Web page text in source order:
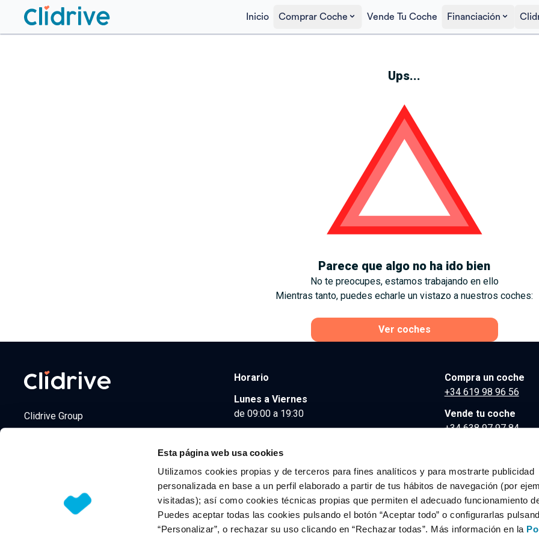
Esta página web usa cookies
Utilizamos cookies propias y de terceros para fines analíticos y para mostrarte publicidad
personalizada en base a un perfil elaborado a partir de tus hábitos de navegación (por
visitadas); así como cookies técnicas propias que permiten el adecuado funcionamiento
Puedes aceptar todas las cookies pulsando el botón “Aceptar todo” o configurarlas
“Personalizar”, o rechazar su uso clicando en “Rechazar todas”. Más información en la
Inicio Comprar Coche Vende Tu Coche Financiación
Ups...
Parece que algo no ha ido bien
No te preocupes, estamos trabajando en ello
Mientras tanto, puedes echarle un vistazo a nuestros coches:
Ver coches
Clidrive Group
Horario
Lunes a Viernes
de 09:00 a 19:30
Compra un coche
+34 619 98 96 56
Vende tu coche
+34 638 97 97 84
© 2026 CLIDRIVE CAPITAL, SOCIEDAD LIMITADA. Todos los derechos reservados.